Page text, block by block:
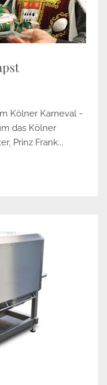
Kölner Karneval -
das Kölner
Prinz Frank...